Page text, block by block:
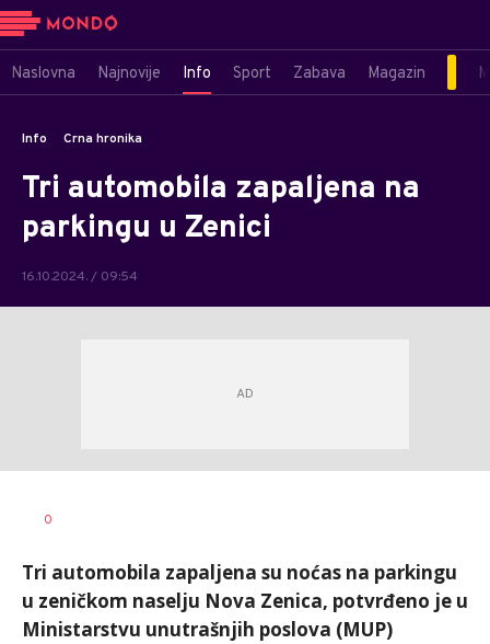
Naslovna Najnovije Info Sport Zabava Magazin
Info Crna hronika
Tri automobila zapaljena na
parkingu u Zenici
16.10.2024. / 09:54
AUTOR
0
Tri automobila zapaljena su noćas na parkingu
u zeničkom naselju Nova Zenica, potvrđeno je u
Ministarstvu unutrašnjih poslova (MUP)